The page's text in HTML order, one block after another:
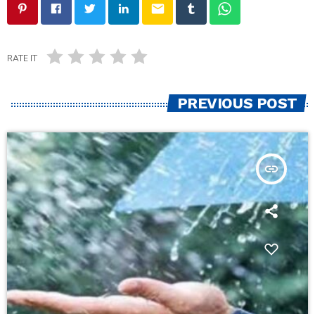
email
RATE IT
PREVIOUS POST
insert_link